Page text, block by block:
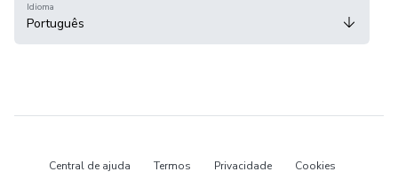
Idioma
Português
Central de ajuda Termos Privacidade Cookies